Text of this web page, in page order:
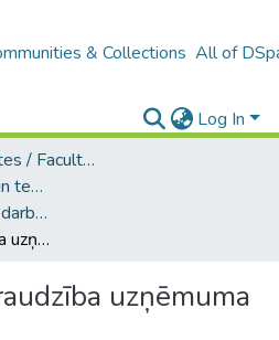
& Collections All of
Log In
B4 – LU fakultātes / Faculties of the UL
A -- Eksakto zinātņu un tehnoloģiju fakultāte / Faculty of Science and Technology
Bakalaura un maģistra darbi (EZTF) / Bachelor's and Master's theses
Darbstaciju pārraudzība uzņēmuma lokālajā tīklā
uzņēmuma